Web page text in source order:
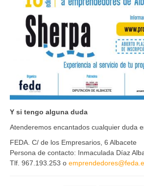
Y si tengo alguna duda
Atenderemos encantados cualquier duda
FEDA. C/ de los Empresarios, 6 Albacete
Persona de contacto: Inmaculada Díaz
Tlf. 967.193.253 o